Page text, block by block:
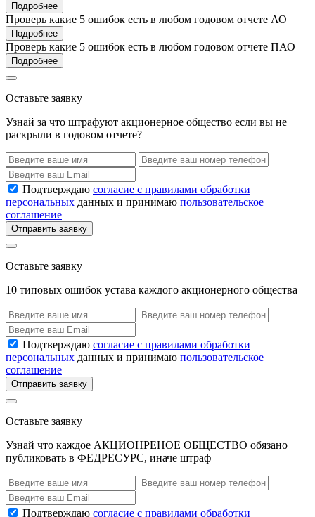
Подробнее
Проверь какие 5 ошибок есть в любом годовом отчете АО
Подробнее
Проверь какие 5 ошибок есть в любом годовом отчете ПАО
Подробнее
Оставьте заявку
Узнай за что штрафуют акционерное общество если вы не
раскрыли в годовом отчете?
Подтверждаю согласие с правилами обработки
персональных данных и принимаю пользовательское
соглашение
Отправить заявку
Оставьте заявку
10 типовых ошибок устава каждого акционерного общества
Подтверждаю согласие с правилами обработки
персональных данных и принимаю пользовательское
соглашение
Отправить заявку
Оставьте заявку
Узнай что каждое АКЦИОНРЕНОЕ ОБЩЕСТВО обязано
публиковать в ФЕДРЕСУРС, иначе штраф
Подтверждаю согласие с правилами обработки